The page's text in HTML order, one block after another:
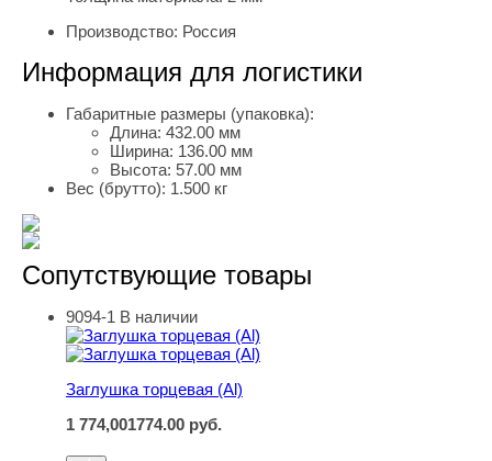
Производство: Россия
Информация для логистики
Габаритные размеры (упаковка):
Длина: 432.00 мм
Ширина: 136.00 мм
Высота: 57.00 мм
Вес (брутто): 1.500 кг
Сопутствующие товары
Заглушка торцевая (Al)
9094-1 В наличии
Заглушка торцевая (Al)
1 774,001774.00 руб.